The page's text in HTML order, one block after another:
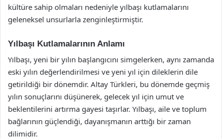
kültüre sahip olmaları nedeniyle yılbaşı kutlamalarını
geleneksel unsurlarla zenginleştirmiştir.
Yılbaşı Kutlamalarının Anlamı
Yılbaşı, yeni bir yılın başlangıcını simgelerken, aynı zamanda
eski yılın değerlendirilmesi ve yeni yıl için dileklerin dile
getirildiği bir dönemdir. Altay Türkleri, bu dönemde geçmiş
yılın sonuçlarını düşünerek, gelecek yıl için umut ve
beklentilerini artırma gayesi taşırlar. Yılbaşı, aile ve toplum
bağlarının güçlendiği, dayanışmanın arttığı bir zaman
dilimidir.